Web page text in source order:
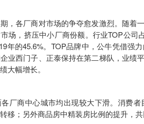
，各厂商对市场的争夺愈发激烈。随着
场，挤压中小厂商份额。行业TOP公
年的45.6%。TOP品牌中，公牛凭借强
业西门子、正泰保持在第二梯队，业绩
大幅增长。
厂商中心城市均出现较大下滑。消费
移；另外商品房中精装房比例的提升，